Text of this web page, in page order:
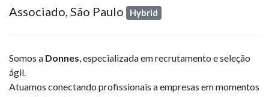
Associado, São Paulo Hybrid
Somos a Donnes, especializada em recrutamento e seleção
ágil.
Atuamos conectando profissionais a empresas em momentos